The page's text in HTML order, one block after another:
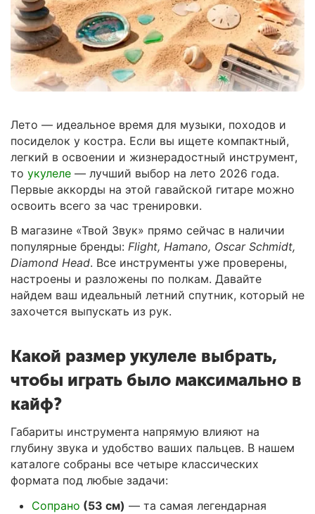
Лето — идеальное время для музыки, походов и
посиделок у костра. Если вы ищете компактный,
легкий в освоении и жизнерадостный инструмент,
то укулеле — лучший выбор на лето 2026 года.
Первые аккорды на этой гавайской гитаре можно
освоить всего за час тренировки.
В магазине «Твой Звук» прямо сейчас в наличии
популярные бренды: Flight, Hamano, Oscar Schmidt,
Diamond Head. Все инструменты уже проверены,
настроены и разложены по полкам. Давайте
найдем ваш идеальный летний спутник, который не
захочется выпускать из рук.
Какой размер укулеле выбрать,
чтобы играть было максимально в
кайф?
Габариты инструмента напрямую влияют на
глубину звука и удобство ваших пальцев. В нашем
каталоге собраны все четыре классических
формата под любые задачи:
Сопрано (53 см) — та самая легендарная